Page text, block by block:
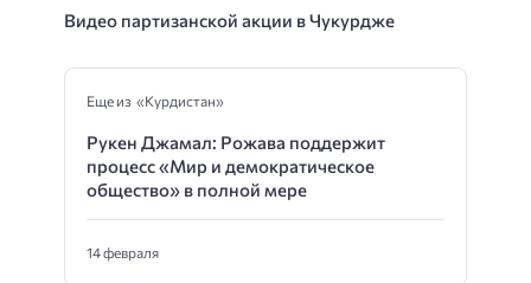
Видео партизанской акции в Чукурдже
Еще из «Курдистан»
Рукен Джамал: Рожава поддержит
процесс «Мир и демократическое
общество» в полной мере
14 февраля